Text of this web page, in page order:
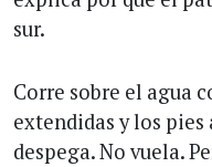
sur.
Corre sobre el agua
extendidas y los
despega. No vuela.